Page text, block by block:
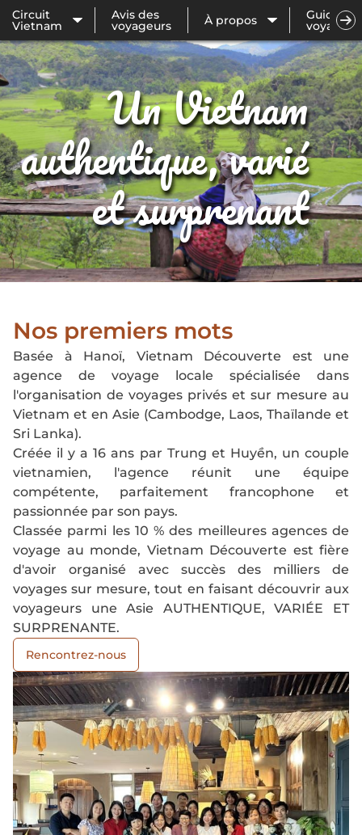
Circuit
Vietnam
Avis des
voyageurs À propos Guide de
voyage
Un Vietnam
authentique, varié
et surprenant
Nos premiers mots
Basée à Hanoï, Vietnam Découverte est une
agence de voyage locale spécialisée dans
l'organisation de voyages privés et sur mesure au
Vietnam et en Asie (Cambodge, Laos, Thaïlande et
Sri Lanka).
Créée il y a 16 ans par Trung et Huyền, un couple
vietnamien, l'agence réunit une équipe
compétente, parfaitement francophone et
passionnée par son pays.
Classée parmi les 10 % des meilleures agences de
voyage au monde, Vietnam Découverte est fière
d'avoir organisé avec succès des milliers de
voyages sur mesure, tout en faisant découvrir aux
voyageurs une Asie AUTHENTIQUE, VARIÉE ET
SURPRENANTE.
Rencontrez-nous